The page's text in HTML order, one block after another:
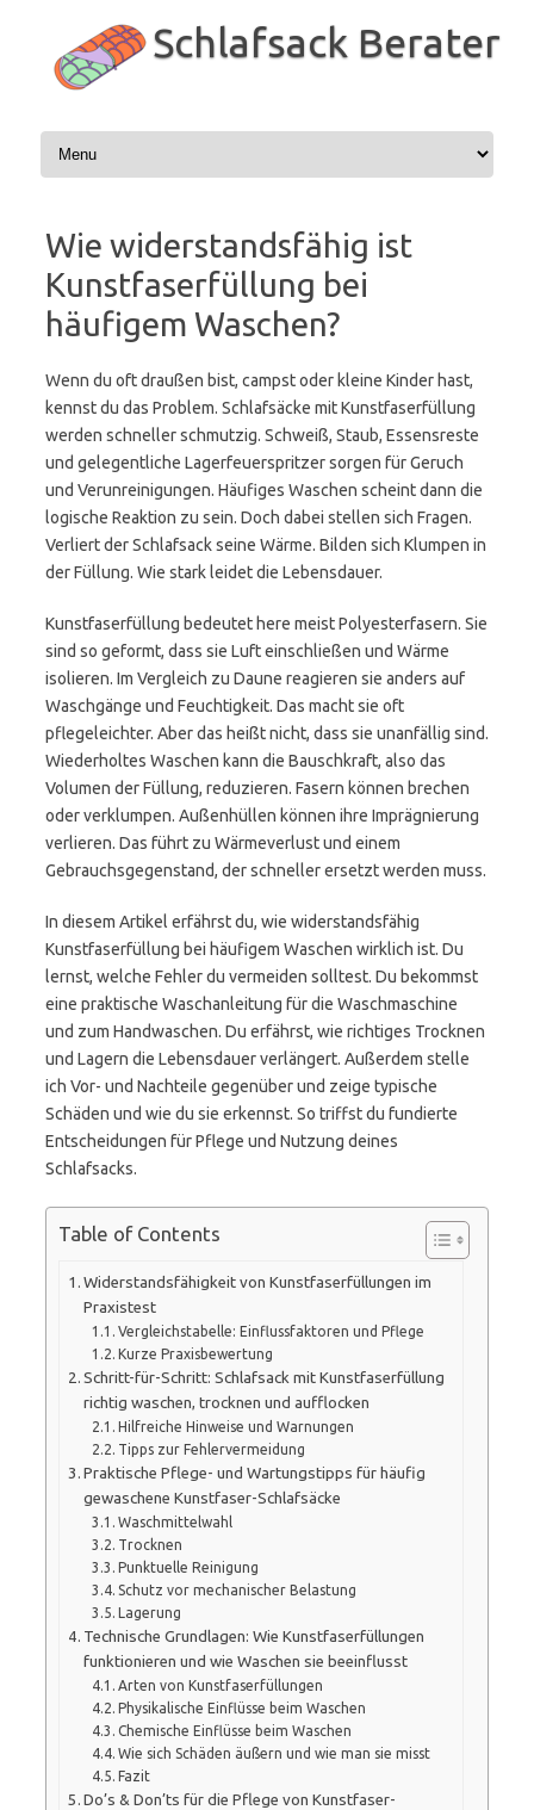
springen
Schlafsack Berater
Wie widerstandsfähig ist
Kunstfaserfüllung bei
häufigem Waschen?
Wenn du oft draußen bist, campst oder kleine Kinder hast,
kennst du das Problem. Schlafsäcke mit Kunstfaserfüllung
werden schneller schmutzig. Schweiß, Staub, Essensreste
und gelegentliche Lagerfeuerspritzer sorgen für Geruch
und Verunreinigungen. Häufiges Waschen scheint dann die
logische Reaktion zu sein. Doch dabei stellen sich Fragen.
Verliert der Schlafsack seine Wärme. Bilden sich Klumpen in
der Füllung. Wie stark leidet die Lebensdauer.
Kunstfaserfüllung bedeutet here meist Polyesterfasern. Sie
sind so geformt, dass sie Luft einschließen und Wärme
isolieren. Im Vergleich zu Daune reagieren sie anders auf
Waschgänge und Feuchtigkeit. Das macht sie oft
pflegeleichter. Aber das heißt nicht, dass sie unanfällig sind.
Wiederholtes Waschen kann die Bauschkraft, also das
Volumen der Füllung, reduzieren. Fasern können brechen
oder verklumpen. Außenhüllen können ihre Imprägnierung
verlieren. Das führt zu Wärmeverlust und einem
Gebrauchsgegenstand, der schneller ersetzt werden muss.
In diesem Artikel erfährst du, wie widerstandsfähig
Kunstfaserfüllung bei häufigem Waschen wirklich ist. Du
lernst, welche Fehler du vermeiden solltest. Du bekommst
eine praktische Waschanleitung für die Waschmaschine
und zum Handwaschen. Du erfährst, wie richtiges Trocknen
und Lagern die Lebensdauer verlängert. Außerdem stelle
ich Vor- und Nachteile gegenüber und zeige typische
Schäden und wie du sie erkennst. So triffst du fundierte
Entscheidungen für Pflege und Nutzung deines
Schlafsacks.
Table of Contents
Widerstandsfähigkeit von Kunstfaserfüllungen im
Praxistest
Vergleichstabelle: Einflussfaktoren und Pflege
Kurze Praxisbewertung
Schritt-für-Schritt: Schlafsack mit Kunstfaserfüllung
richtig waschen, trocknen und aufflocken
Hilfreiche Hinweise und Warnungen
Tipps zur Fehlervermeidung
Praktische Pflege- und Wartungstipps für häufig
gewaschene Kunstfaser-Schlafsäcke
Waschmittelwahl
Trocknen
Punktuelle Reinigung
Schutz vor mechanischer Belastung
Lagerung
Technische Grundlagen: Wie Kunstfaserfüllungen
funktionieren und wie Waschen sie beeinflusst
Arten von Kunstfaserfüllungen
Physikalische Einflüsse beim Waschen
Chemische Einflüsse beim Waschen
Wie sich Schäden äußern und wie man sie misst
Fazit
Do’s & Don’ts für die Pflege von Kunstfaser-